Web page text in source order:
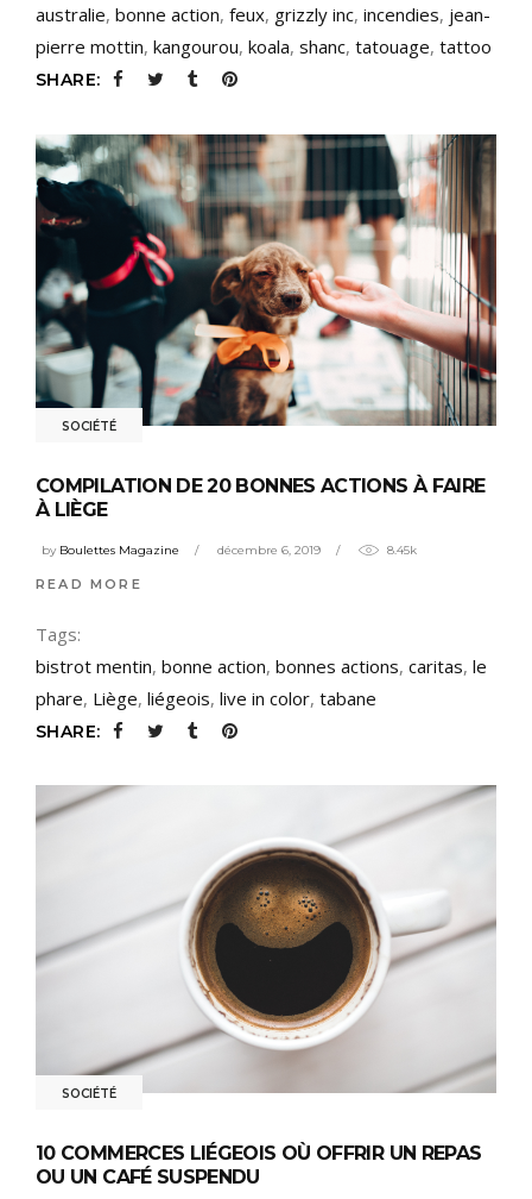
australie, bonne action, feux, grizzly inc, incendies, jean-
pierre mottin, kangourou, koala, shanc, tatouage, tattoo
SHARE:
SOCIÉTÉ
COMPILATION DE 20 BONNES ACTIONS À FAIRE
À LIÈGE
by Boulettes Magazine décembre 6, 2019 8.45k
READ MORE
Tags:
bistrot mentin, bonne action, bonnes actions, caritas, le
phare, Liège, liégeois, live in color, tabane
SHARE:
SOCIÉTÉ
10 COMMERCES LIÉGEOIS OÙ OFFRIR UN REPAS
OU UN CAFÉ SUSPENDU